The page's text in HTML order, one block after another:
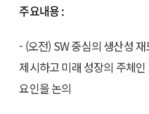
주요내용 :
- (오전) SW 중심의 생산성
제시하고 미래 성장의 주체
요인을 논의